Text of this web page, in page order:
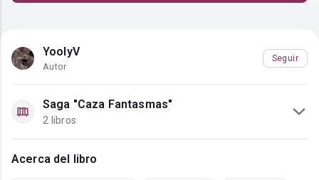
YoolyV
Autor
Seguir
Saga "Caza Fantasmas"
2 libros
Acerca del libro